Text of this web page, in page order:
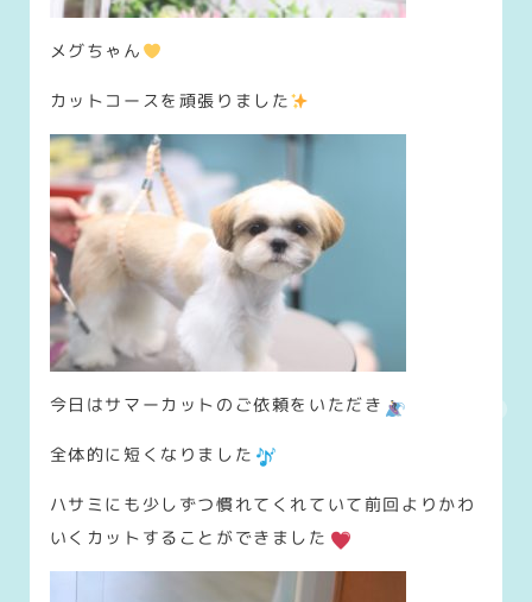
メグちゃん
カットコースを頑張りました
今日はサマーカットのご依頼をいただき
全体的に短くなりました
ハサミにも少しずつ慣れてくれていて前回よりかわ
いくカットすることができました